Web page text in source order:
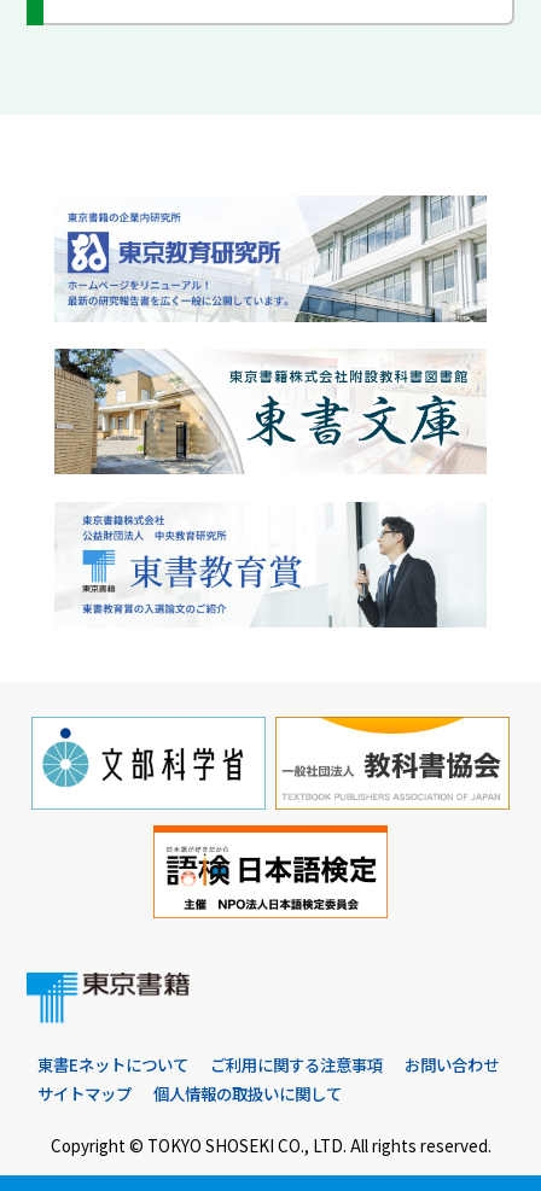
東書Eネットについて ご利用に関する注意事項
お問い合わせ
サイトマップ
個人情報の取扱いに関して
Copyright © TOKYO SHOSEKI CO., LTD. All rights reserved.